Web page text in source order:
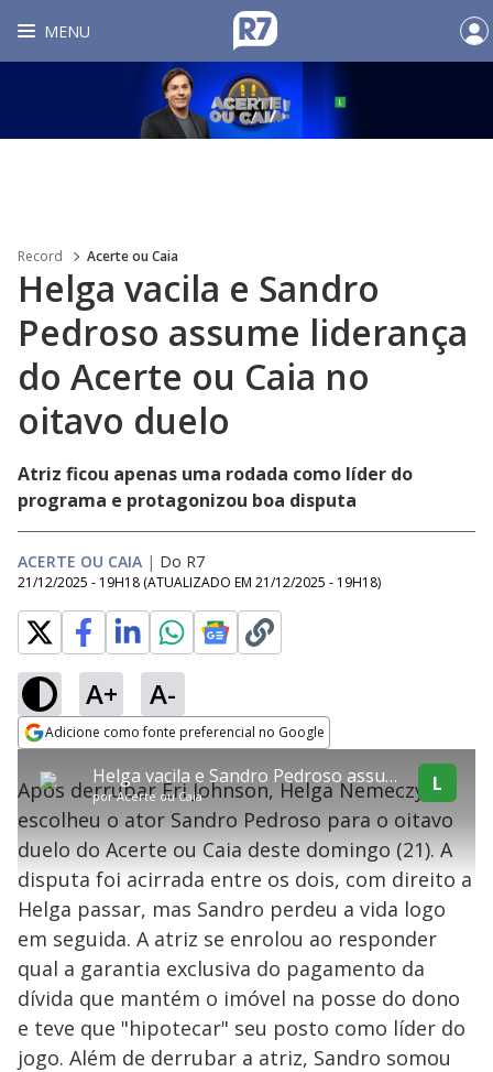
MENU
Record Acerte ou Caia
Helga vacila e Sandro
Pedroso assume liderança
do Acerte ou Caia no
oitavo duelo
Atriz ficou apenas uma rodada como líder do
programa e protagonizou boa disputa
ACERTE OU CAIA | Do R7
21/12/2025 - 19H18 (ATUALIZADO EM 21/12/2025 - 19H18)
A+ A-
Adicione como fonte preferencial no Google
a
modal
window.
modal
be
closed
by
the
key
or
activating
close
button.
explore
Conteúdo bloqueado
Lamentamos, mas o vídeo que está tentando assisitr é de exibição
exclusiva em território brasileiro :-(
Helga vacila e Sandro Pedroso assume liderança do Acerte ou Caia no oitavo duelo
porAcerte ou Caia
L
Após derrubar Eri Johnson, Helga Nemeczyk
escolheu o ator Sandro Pedroso para o oitavo
duelo do Acerte ou Caia deste domingo (21). A
disputa foi acirrada entre os dois, com direito a
Helga passar, mas Sandro perdeu a vida logo
em seguida. A atriz se enrolou ao responder
qual a garantia exclusiva do pagamento da
dívida que mantém o imóvel na posse do dono
e teve que "hipotecar" seu posto como líder do
jogo. Além de derrubar a atriz, Sandro somou